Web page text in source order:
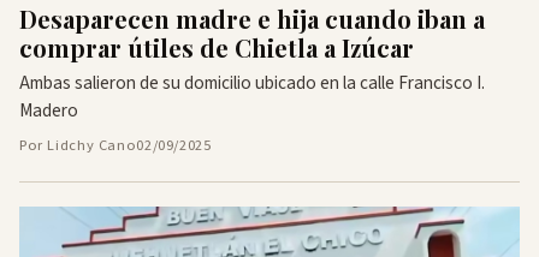
Desaparecen madre e hija cuando iban a
comprar útiles de Chietla a Izúcar
Ambas salieron de su domicilio ubicado en la calle Francisco I.
Madero
Por Lidchy Cano02/09/2025